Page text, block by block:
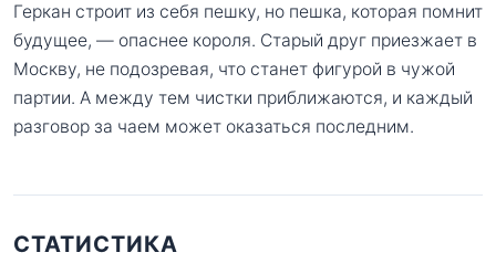
Геркан строит из себя пешку, но пешка, которая помнит
будущее, — опаснее короля. Старый друг приезжает в
Москву, не подозревая, что станет фигурой в чужой
партии. А между тем чистки приближаются, и каждый
разговор за чаем может оказаться последним.
СТАТИСТИКА